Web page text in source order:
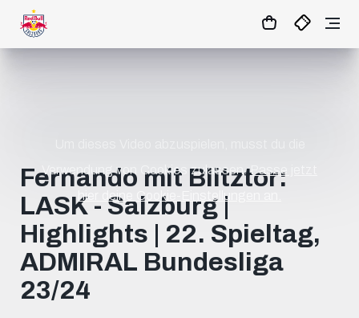
40:13 MATCHCENTER
Verwendung von Cookies zulassen.Passe jetzt
hier deine Cookie-Einstellungen an.
Fernando mit Blitztor:
LASK - Salzburg |
Highlights | 22. Spieltag,
ADMIRAL Bundesliga
23/24